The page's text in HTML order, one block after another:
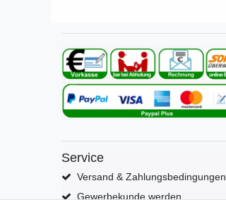
Service
Versand & Zahlungsbedingungen
Gewerbekunde werden